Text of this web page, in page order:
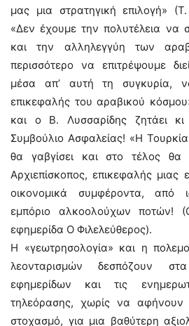
μας μια στρατηγική επιλογή»
«Δεν έχουμε την πολυτέλεια να
και την αλληλεγγύη των
περισσότερο να επιτρέψουμε
μέσα απ’ αυτή τη συγκυρία,
επικεφαλής του αραβικού
και ο Β. Λυσσαρίδης ζητάει
Συμβούλιο Ασφαλείας! «Η
θα γαβγίσει και στο τέλος θα
Αρχιεπίσκοπος, επικεφαλής μιας
οικονομικά συμφέροντα, από
εμπόριο αλκοολούχων ποτών!
εφημερίδα Ο Φιλελεύθερος).
Η «γεωτρησολογία» και η
λεονταρισμών δεσπόζουν
εφημερίδων και τις
τηλεόρασης, χωρίς να αφήνουν
στοχασμό, για μια βαθύτερη